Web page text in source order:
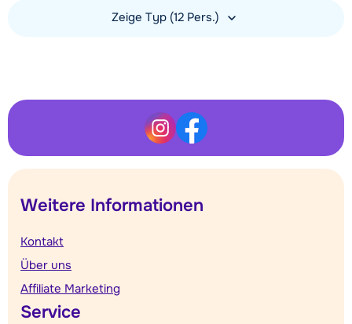
Zeige Typ (12 Pers.)
Weitere Informationen
Kontakt
Über uns
Affiliate Marketing
Service